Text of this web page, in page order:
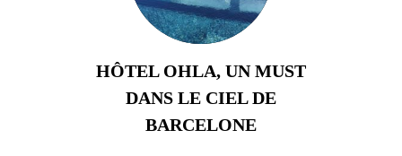
HÔTEL OHLA, UN MUST
DANS LE CIEL DE
BARCELONE